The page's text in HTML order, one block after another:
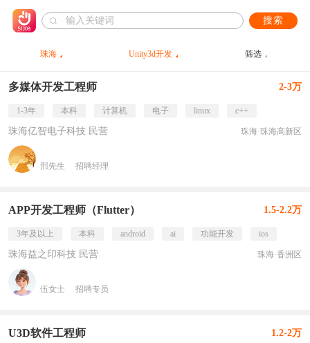
搜索
珠海 Unity3d开发 筛选
多媒体开发工程师 2-3万
1-3年 本科 计算机 电子 linux c++
珠海亿智电子科技 民营 珠海·珠海高新区
邢先生 招聘经理
APP开发工程师（Flutter） 1.5-2.2万
3年及以上 本科 android ai 功能开发 ios
珠海益之印科技 民营 珠海·香洲区
伍女士 招聘专员
U3D软件工程师 1.2-2万